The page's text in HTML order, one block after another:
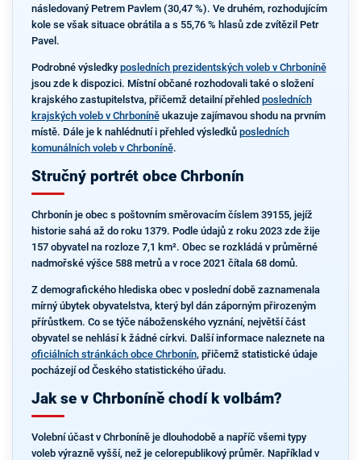
následovaný Petrem Pavlem (30,47 %). Ve druhém, rozhodujícím
kole se však situace obrátila a s 55,76 % hlasů zde zvítězil Petr
Pavel.
Podrobné výsledky posledních prezidentských voleb v Chrboníně
jsou zde k dispozici. Místní občané rozhodovali také o složení
krajského zastupitelstva, přičemž detailní přehled posledních
krajských voleb v Chrboníněukazuje zajímavou shodu na prvním
místě. Dále je k nahlédnutí i přehled výsledků posledních
komunálních voleb v Chrboníně.
Stručný portrét obce Chrbonín
Chrbonín je obec s poštovním směrovacím číslem 39155, jejíž
historie sahá až do roku 1379. Podle údajů z roku 2023 zde žije
157 obyvatel na rozloze 7,1 km². Obec se rozkládá v průměrné
nadmořské výšce 588 metrů a v roce 2021 čítala 68 domů.
Z demografického hlediska obec v poslední době zaznamenala
mírný úbytek obyvatelstva, který byl dán záporným přirozeným
přírůstkem. Co se týče náboženského vyznání, největší část
obyvatel se nehlásí k žádné církvi. Další informace naleznete na
oficiálních stránkách obce Chrbonín, přičemž statistické údaje
pocházejí od Českého statistického úřadu.
Jak se v Chrboníně chodí k volbám?
Volební účast v Chrboníně je dlouhodobě a napříč všemi typy
voleb výrazně vyšší, než je celorepublikový průměr. Například v